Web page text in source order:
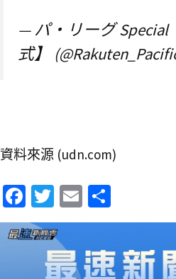
— パ・リーグ Special
式】
資料來源 (udn.com)
Fa
ce
b
T
wi
tt
er
E
m
l
享